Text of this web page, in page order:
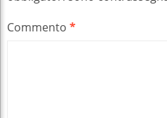
Commento *